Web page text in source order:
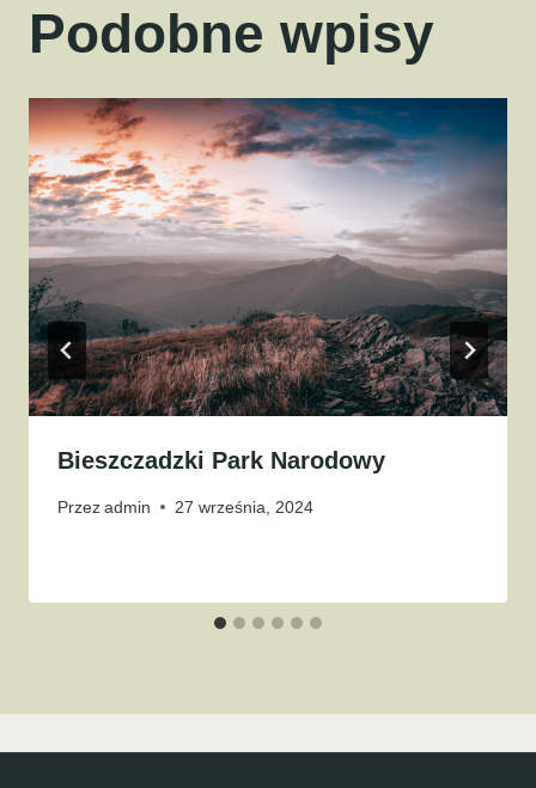
Podobne wpisy
Bieszczadzki Park Narodowy
Przezadmin 27 września, 2024